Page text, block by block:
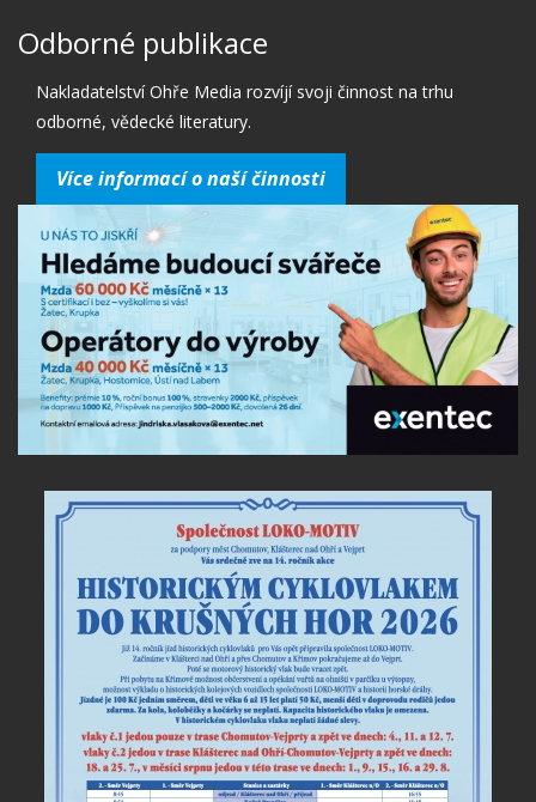
Odborné publikace
Nakladatelství Ohře Media rozvíjí svoji činnost na trhu
odborné, vědecké literatury.
Více informací o naší činnosti